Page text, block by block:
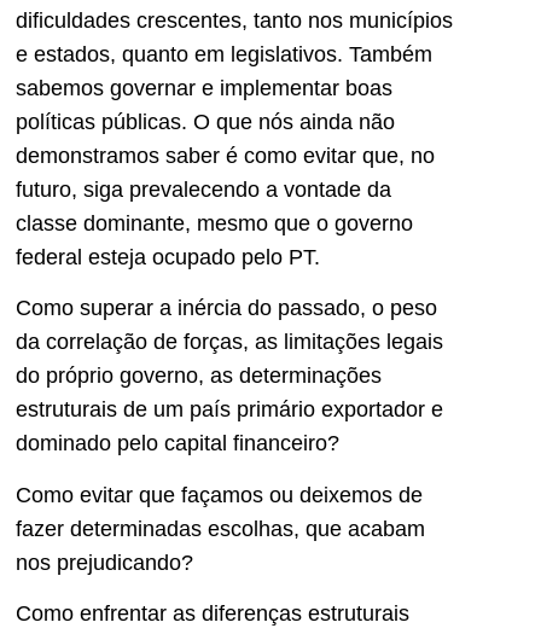
dificuldades crescentes, tanto nos municípios
e estados, quanto em legislativos. Também
sabemos governar e implementar boas
políticas públicas. O que nós ainda não
demonstramos saber é como evitar que, no
futuro, siga prevalecendo a vontade da
classe dominante, mesmo que o governo
federal esteja ocupado pelo PT.
Como superar a inércia do passado, o peso
da correlação de forças, as limitações legais
do próprio governo, as determinações
estruturais de um país primário exportador e
dominado pelo capital financeiro?
Como evitar que façamos ou deixemos de
fazer determinadas escolhas, que acabam
nos prejudicando?
Como enfrentar as diferenças estruturais